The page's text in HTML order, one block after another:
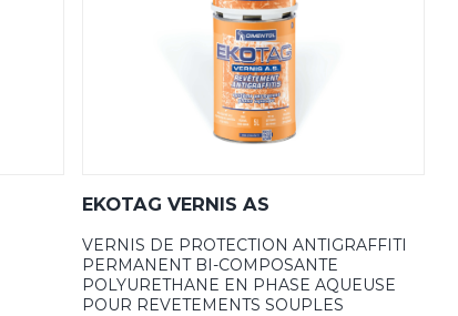
EKOTAG VERNIS AS
VERNIS DE PROTECTION ANTIGRAFFITI
PERMANENT BI-COMPOSANTE
POLYURETHANE EN PHASE AQUEUSE
POUR REVETEMENTS SOUPLES